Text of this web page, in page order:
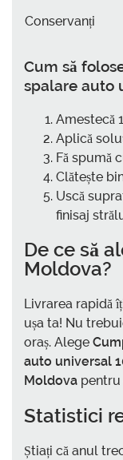
Conservanți
Cum să
spalare auto
Amestecă
Aplică
Fă spumă
Clătește
Uscă
finisaj
De ce să
Moldova?
Livrarea rapidă
ușa ta! Nu
oraș. Alege
auto universal
Moldova
Statistici
Știați că anul